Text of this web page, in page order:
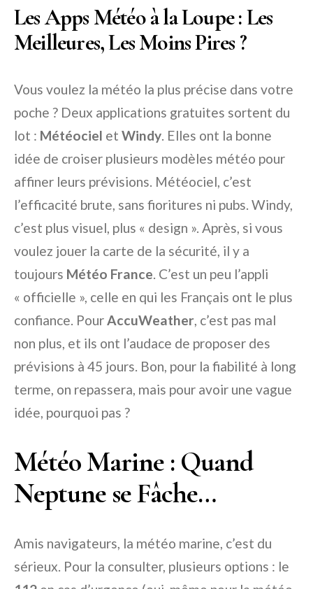
Les Apps Météo à la Loupe : Les
Meilleures, Les Moins Pires ?
Vous voulez la météo la plus précise dans votre
poche ? Deux applications gratuites sortent du
lot : Météociel et Windy . Elles ont la bonne
idée de croiser plusieurs modèles météo pour
affiner leurs prévisions. Météociel, c’est
l’efficacité brute, sans fioritures ni pubs. Windy,
c’est plus visuel, plus « design ». Après, si vous
voulez jouer la carte de la sécurité, il y a
toujours Météo France . C’est un peu l’appli
« officielle », celle en qui les Français ont le plus
confiance. Pour AccuWeather , c’est pas mal
non plus, et ils ont l’audace de proposer des
prévisions à 45 jours. Bon, pour la fiabilité à long
terme, on repassera, mais pour avoir une vague
idée, pourquoi pas ?
Météo Marine : Quand
Neptune se Fâche…
Amis navigateurs, la météo marine, c’est du
sérieux. Pour la consulter, plusieurs options : le